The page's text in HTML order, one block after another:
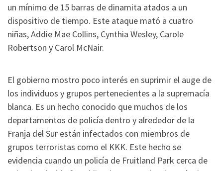
un mínimo de 15 barras de dinamita atados a un
dispositivo de tiempo. Este ataque mató a cuatro
niñas, Addie Mae Collins, Cynthia Wesley, Carole
Robertson y Carol McNair.
El gobierno mostro poco interés en suprimir el auge de
los individuos y grupos pertenecientes a la supremacía
blanca. Es un hecho conocido que muchos de los
departamentos de policía dentro y alrededor de la
Franja del Sur están infectados con miembros de
grupos terroristas como el KKK. Este hecho se
evidencia cuando un policía de Fruitland Park cerca de